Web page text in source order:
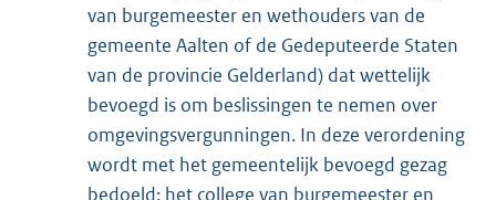
van burgemeester en wethouders van de
gemeente Aalten of de Gedeputeerde Staten
van de provincie Gelderland) dat wettelijk
bevoegd is om beslissingen te nemen over
omgevingsvergunningen. In deze verordening
wordt met het gemeentelijk bevoegd gezag
bedoeld: het college van burgemeester en